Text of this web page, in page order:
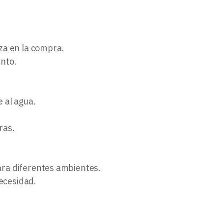
en la compra.
al agua.
diferentes ambientes.